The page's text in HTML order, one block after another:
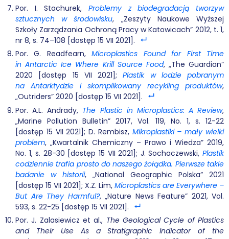
Por. I. Stachurek, Problemy z biodegradacją tworzyw
sztucznych w środowisku, „Zeszyty Naukowe Wyższej
Szkoły Zarządzania Ochroną Pracy w Katowicach” 2012, t. 1,
nr 8, s. 74–108 [dostęp 15 VII 2021].
Por. G. Readfearn,Microplastics Found for First Time
in Antarctic Ice Where Krill Source Food, „The Guardian”
2020 [dostęp 15 VII 2021];Plastik w lodzie pobranym
na Antarktydzie i skomplikowany recykling produktów,
„Outriders” 2020 [dostęp 15 VII 2021].
Por. A.L. Andrady, The Plastic in Microplastics: A Review,
„Marine Pollution Bulletin” 2017, Vol. 119, No. 1, s. 12-22
[dostęp 15 VII 2021]; D. Rembisz, Mikroplastiki – mały wielki
problem, „Kwartalnik Chemiczny – Prawo i Wiedza” 2019,
No. 1, s. 28-30 [dostęp 15 VII 2021]; J. Sochaczewski, Plastik
codziennie trafia prosto do naszego żołądka. Pierwsze takie
badanie w historii, „National Geographic Polska” 2021
[dostęp 15 VII 2021]; X.Z. Lim, Microplastics are Everywhere –
But Are They Harmful?, „Nature News Feature” 2021, Vol.
593, s. 22-25 [dostęp 15 VII 2021].
Por. J. Zalasiewicz et al., The Geological Cycle of Plastics
and Their Use As a Stratigraphic Indicator of the